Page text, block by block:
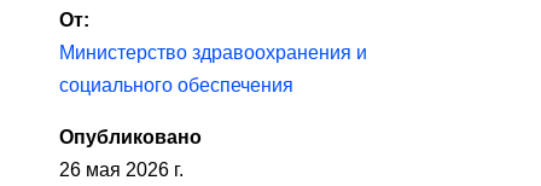
От:
Министерство здравоохранения и
социального обеспечения
Опубликовано
26 мая 2026 г.